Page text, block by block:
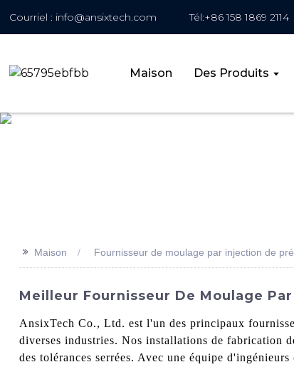
Courriel : info@ansixtech.com Tél:+86 158 1869 2114
Maison Des Produits
>> Maison Fournisseur de moulage par injection de
Meilleur Fournisseur De Moulage
AnsixTech Co., Ltd. est l'un des principaux
diverses industries. Nos installations de fabrication
des tolérances serrées. Avec une équipe